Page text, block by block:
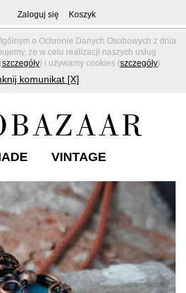
o Ochronie Danych Osobowych z dnia
że w celu realizacji naszych usług
szczegóły) i używamy cookies (szczegóły).
komunikat [X]
Zaloguj się Koszyk
VINTAGE